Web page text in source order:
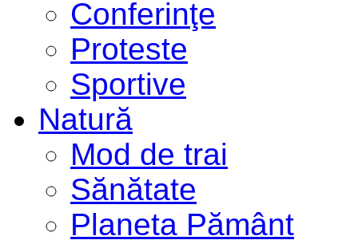
Conferinţe
Proteste
Sportive
Natură
Mod de trai
Sănătate
Planeta Pământ